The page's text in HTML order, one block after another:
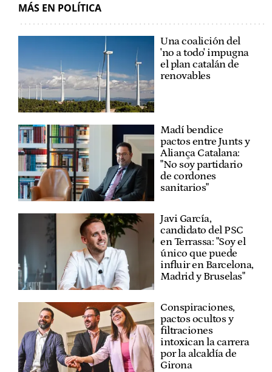
MÁS EN POLÍTICA
Una coalición del
'no a todo' impugna
el plan catalán de
renovables
Madí bendice
pactos entre Junts y
Aliança Catalana:
"No soy partidario
de cordones
sanitarios"
Javi García,
candidato del PSC
en Terrassa: "Soy el
único que puede
influir en Barcelona,
Madrid y Bruselas"
Conspiraciones,
pactos ocultos y
filtraciones
intoxican la carrera
por la alcaldía de
Girona